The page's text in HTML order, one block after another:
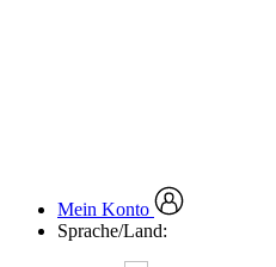
Mein Konto
Sprache/Land: